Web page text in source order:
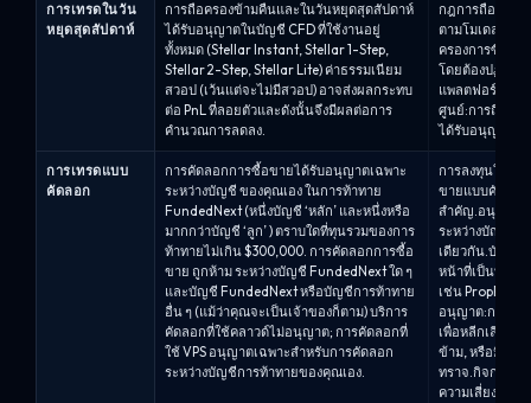
การเทรดในวัน
หยุดสุดสัปดาห์
การถือครองข้ามคืนและในวันหยุดสุดสัปดาห์
ได้รับอนุญาตในบัญชี CFD ที่ใช้งานอยู่
ทั้งหมด (Stellar Instant, Stellar 1-Step,
Stellar 2-Step, Stellar Lite) ค่าธรรมเนียม
สวอป (เว้นแต่จะไม่มีสวอป) อาจส่งผลกระทบ
ต่อ PnL ที่ลอยตัวและดังนั้นจึงมีผลต่อการ
คำนวณการลดลง.
กฎการถือครอ
ตามโมเดล.One
ครองการซื้อข
โดยต้องปฏิบัติต
แพลตฟอร์มและ
ศูนย์:การถือคร
ได้รับอนุญาต; ต
การเทรดแบบ
คัดลอก
การคัดลอกการซื้อขายได้รับอนุญาตเฉพาะ
ระหว่างบัญชี ของคุณเอง ในการท้าทาย
FundedNext (หนึ่งบัญชี ‘หลัก’ และหนึ่งหรือ
มากกว่าบัญชี ‘ลูก’ ) ตราบใดที่ทุนรวมของการ
ท้าทายไม่เกิน $300,000. การคัดลอกการซื้อ
ขาย ถูกห้าม ระหว่างบัญชี FundedNext ใด ๆ
และบัญชี FundedNext หรือบัญชีการท้าทาย
อื่น ๆ (แม้ว่าคุณจะเป็นเจ้าของก็ตาม) บริการ
คัดลอกที่ใช้คลาวด์ไม่อนุญาต; การคัดลอกที่
ใช้ VPS อนุญาตเฉพาะสำหรับการคัดลอก
ระหว่างบัญชีการท้าทายของคุณเอง.
การลงทุนใน
ขายแบบคัดลอ
สำคัญ.อนุญาต:
ระหว่างบัญชี
เดียวกัน.บัญชี
หน้าที่เป็นบัญชี
เช่น
อนุญาต:การใช้
เพื่อหลีกเลี่ยงขี
ข้าม, หรือมีส่วน
ทราจ.กิจกรรม
ความเสี่ยง, คว